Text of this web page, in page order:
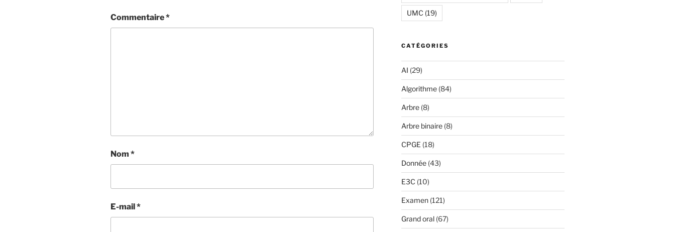
Commentaire*
Nom *
E-mail*
UMC (19)
CATÉGORIES
AI (29)
Algorithme(84)
Arbre(8)
Arbre binaire(8)
CPGE (18)
Donnée(43)
E3C (10)
Examen(121)
Grand oral(67)